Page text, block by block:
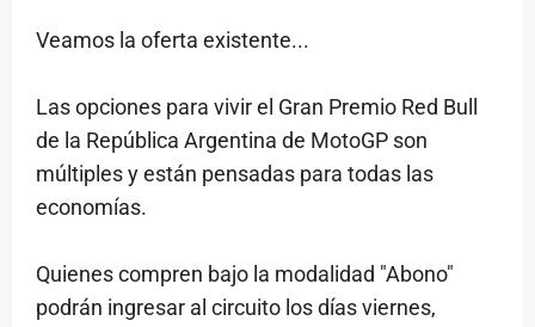
Veamos la oferta existente...
Las opciones para vivir el Gran Premio Red Bull
de la República Argentina de MotoGP son
múltiples y están pensadas para todas las
economías.
Quienes compren bajo la modalidad "Abono"
podrán ingresar al circuito los días viernes,